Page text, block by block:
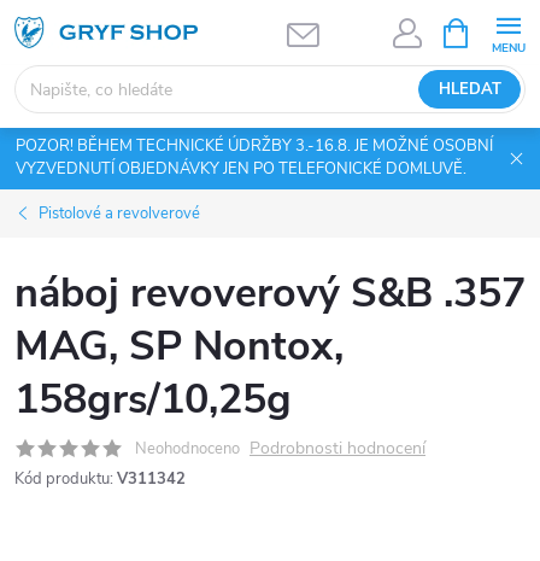
Přejít
na
obsah
HLEDAT
NÁKUPNÍ
KOŠÍK
POZOR! BĚHEM TECHNICKÉ ÚDRŽBY 3.-16.8. JE MOŽNÉ OSOBNÍ
VYZVEDNUTÍ OBJEDNÁVKY JEN PO TELEFONICKÉ DOMLUVĚ.
Pistolové a revolverové
náboj revoverový S&B .357
MAG, SP Nontox,
158grs/10,25g
Neohodnoceno Podrobnosti hodnocení
Kód produktu: V311342